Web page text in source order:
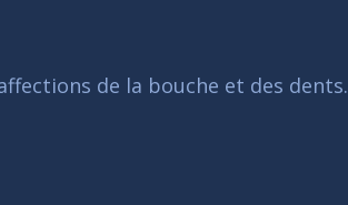
de la bouche et des dents.